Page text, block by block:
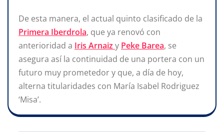
De esta manera, el actual quinto clasificado de la
Primera Iberdrola, que ya renovó con
anterioridad a Iris Arnaiz y Peke Barea, se
asegura así la continuidad de una portera con un
futuro muy prometedor y que, a día de hoy,
alterna titularidades con María Isabel Rodriguez
‘Misa’.